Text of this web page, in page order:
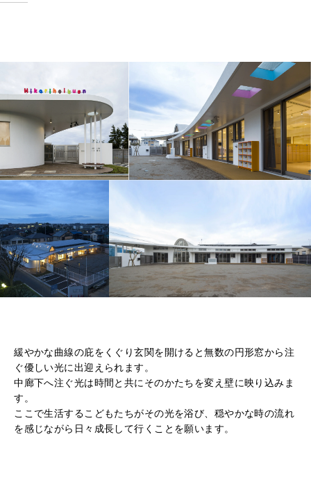
緩やかな曲線の庇をくぐり玄関を開けると無数の円形窓から注
ぐ優しい光に出迎えられます。
中廊下へ注ぐ光は時間と共にそのかたちを変え壁に映り込みま
す。
ここで生活するこどもたちがその光を浴び、穏やかな時の流れ
を感じながら日々成長して行くことを願います。